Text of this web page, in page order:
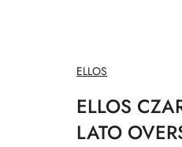
NAZWA
PRODUCENTA:
ELLOS
ELLOS
LATO